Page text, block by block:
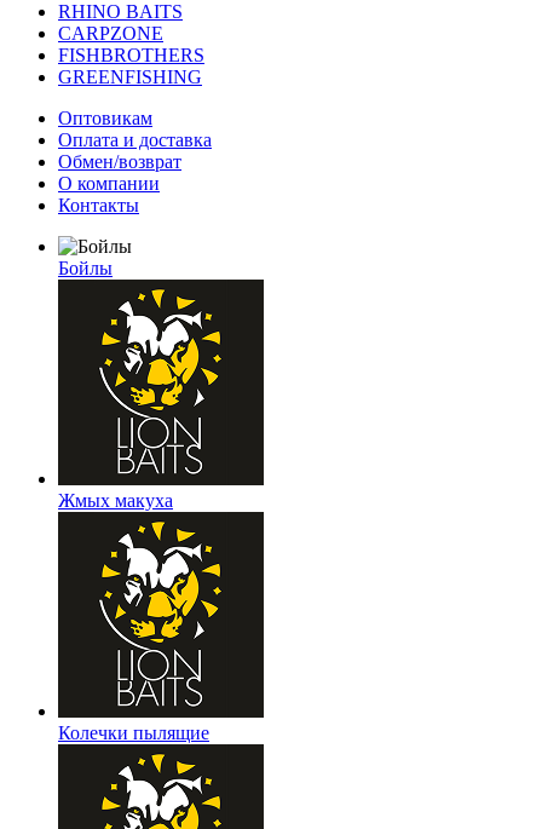
RHINO BAITS
CARPZONE
FISHBROTHERS
GREENFISHING
Оптовикам
Оплата и доставка
Обмен/возврат
О компании
Контакты
Бойлы
Жмых макуха
Колечки пылящие